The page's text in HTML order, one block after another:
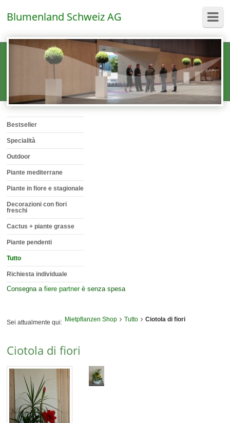
Blumenland Schweiz AG
Bestseller
Specialità
Outdoor
Piante mediterrane
Piante in fiore e stagionale
Decorazioni con fiori
freschi
Cactus + piante grasse
Piante pendenti
Tutto
Richiesta individuale
Consegna afiere partnerè senza spesa
Sei attualmente qui: Mietpflanzen Shop Tutto Ciotola di fiori
Ciotola di fiori